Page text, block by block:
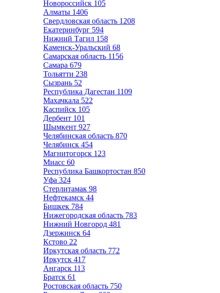
Новороссийск 105
Алматы 1406
Свердловская область 1208
Екатеринбург 594
Нижний Тагил 158
Каменск-Уральский 68
Самарская область 1156
Самара 679
Тольятти 238
Сызрань 52
Республика Дагестан 1109
Махачкала 522
Каспийск 105
Дербент 101
Шымкент 927
Челябинская область 870
Челябинск 454
Магнитогорск 123
Миасс 60
Республика Башкортостан 850
Уфа 324
Стерлитамак 98
Нефтекамск 44
Бишкек 784
Нижегородская область 783
Нижний Новгород 481
Дзержинск 64
Кстово 22
Иркутская область 772
Иркутск 417
Ангарск 113
Братск 61
Ростовская область 750